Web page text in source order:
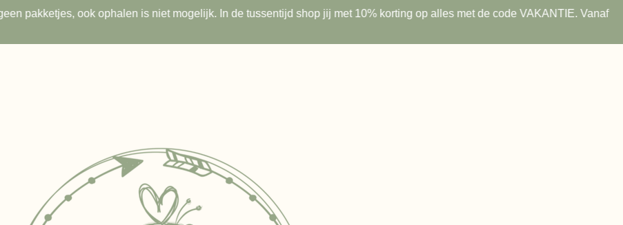
pakketjes, ook ophalen is niet mogelijk. In de tussentijd shop jij met 10% korting op alles met de code VAKANTIE. Vanaf